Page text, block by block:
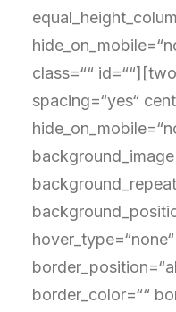
class=““
spacing=“yes“
border_color=““